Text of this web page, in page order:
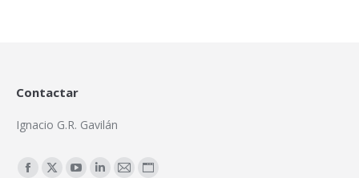
Contactar
Ignacio G.R. Gavilán
Encuéntranos en: